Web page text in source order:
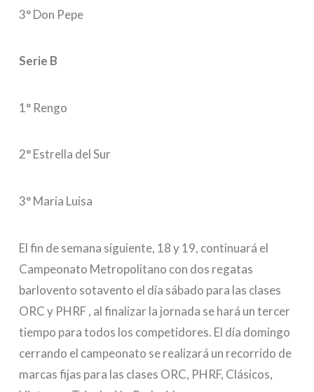
3° Don Pepe
Serie B
1° Rengo
2° Estrella del Sur
3° Maria Luisa
El fin de semana siguiente, 18 y 19, continuará el
Campeonato Metropolitano con dos regatas
barlovento sotavento el día sábado para las clases
ORC y PHRF , al finalizar la jornada se hará un tercer
tiempo para todos los competidores. El día domingo
cerrando el campeonato se realizará un recorrido de
marcas fijas para las clases ORC, PHRF, Clásicos,